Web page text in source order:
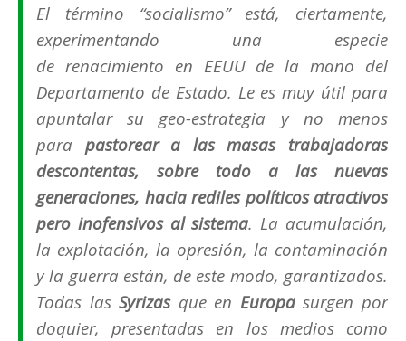
El término “socialismo”está, ciertamente,
experimentando una especie
de renacimiento en EEUU de la mano del
Departamento de Estado. Le es muy útil para
apuntalar su geo-estrategia y no menos
para pastorear a las masas trabajadoras
descontentas, sobre todo a las nuevas
generaciones, hacia rediles políticos atractivos
pero inofensivos al sistema. La acumulación,
la explotación, la opresión, la contaminación
y la guerra están, de este modo, garantizados.
Todas lasSyrizasque en Europasurgen por
doquier, presentadas en los medios como